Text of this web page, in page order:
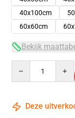
40x100cm
60x60cm
Bekijk
Deze